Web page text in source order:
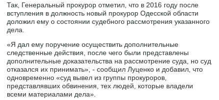
Так, Генеральный прокурор отметил, что в 2016 году после
вступления в должность новый прокурор Одесской области
доложил ему о состоянии судебного рассмотрения указанного
дела.
«Я дал ему поручение осуществить дополнительные
следственные действия, после чего были представлены
дополнительные доказательства на рассмотрение суда, но суд
отказался их принимать», - сообщил Луценко и добавил, что
одновременно «суд вывел из группы прокуроров,
представлявших обвинения, тех людей, которые владели
всеми материалами дела».